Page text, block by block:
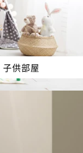
子供部屋